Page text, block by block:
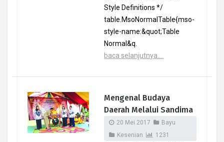
Style Definitions */
table.MsoNormalTable{mso-
style-name:&quot;Table
Normal&q.
baca selanjutnya....
Mengenal Budaya
Daerah Melalui Sandima
20 Mei 2017
Bayu
Kesenian
1231